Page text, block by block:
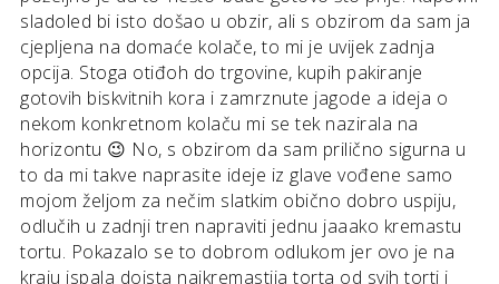
sladoled bi isto došao u obzir, ali s obzirom da sam ja
cjepljena na domaće kolače, to mi je uvijek zadnja
opcija. Stoga otiđoh do trgovine, kupih pakiranje
gotovih biskvitnih kora i zamrznute jagode a ideja o
nekom konkretnom kolaču mi se tek nazirala na
horizontu 😉 No, s obzirom da sam prilično sigurna u
to da mi takve naprasite ideje iz glave vođene samo
mojom željom za nečim slatkim obično dobro uspiju,
odlučih u zadnji tren napraviti jednu jaaako kremastu
tortu. Pokazalo se to dobrom odlukom jer ovo je na
kraju ispala doista najkremastija torta od svih torti i